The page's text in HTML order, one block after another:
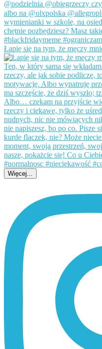
Łapię się na tym, że męczy
Więcej...